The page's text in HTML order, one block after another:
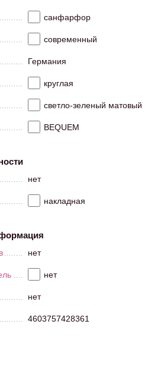
санфарфор
современный
Германия
круглая
светло-зеленый матовый
BEQUEM
нет
накладная
нет
нет
нет
4603757428361